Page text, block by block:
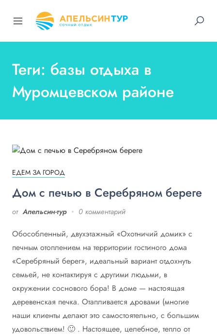
Теги: базы отдыха в
Муромцевском районе
ЕДЕМ ЗА ГОРОД
Дом с печью в Серебряном береге
от Апельсин-тур 0 комментарий
Обособленный, двухэтажный «Охотничий домик» с
печным отоплением на территории гостиного дома
«Серебряный берег», идеальный вариант отдохнуть
семьей, не контактируя с другими людьми, в
окружении соснового бора! В доме — настоящая
деревенская печка. Отапливается дровами (многие
наши клиенты делают это самостоятельно, с большим
удовольствием! 🙂 . Настоящее, целебное, тепло от